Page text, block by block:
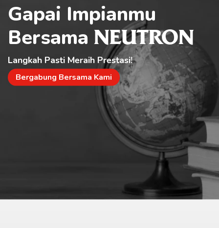
Gapai Impianmu
Bersama NEUTRON
Langkah Pasti Meraih Prestasi!
Bergabung Bersama Kami